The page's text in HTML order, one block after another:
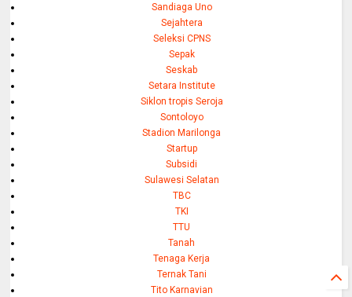
Sandiaga Uno
Sejahtera
Seleksi CPNS
Sepak
Seskab
Setara Institute
Siklon tropis Seroja
Sontoloyo
Stadion Marilonga
Startup
Subsidi
Sulawesi Selatan
TBC
TKI
TTU
Tanah
Tenaga Kerja
Ternak Tani
Tito Karnavian